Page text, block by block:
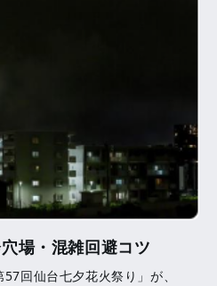
場・混雑回避コツ
回仙台七夕花火祭り」が、